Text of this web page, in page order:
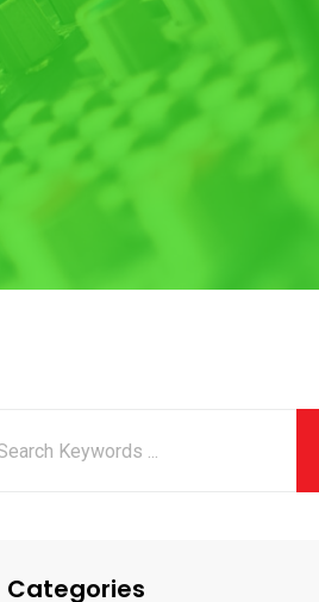
Categories